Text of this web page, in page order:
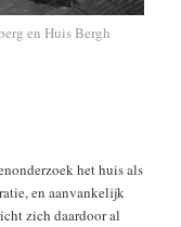
en Huis Bergh
het huis als
en aanvankelijk
zich daardoor al